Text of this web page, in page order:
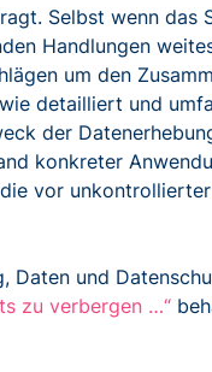
Selbst wenn
Handlungen
um den
detailliert und
der
konkreter
vor
Daten und
zu verbergen …“